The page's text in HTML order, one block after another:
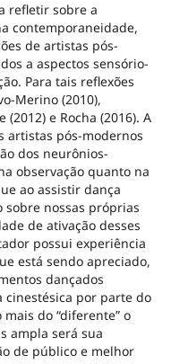
refletir sobre a
contemporaneidade,
de artistas pós-
a aspectos sensório-
Para tais reflexões
Merino (2010),
(2012) e Rocha (2016). A
artistas pós-modernos
dos neurônios-
observação quanto na
ao assistir dança
sobre nossas próprias
de ativação desses
possui experiência
está sendo apreciado,
dançados
cinestésica por parte do
do “diferente” o
ampla será sua
de público e melhor